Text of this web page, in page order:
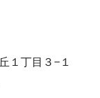
１丁目３−１